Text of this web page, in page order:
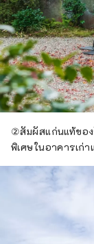
②สัมผัสแก่นแท้ของ
พิเศษในอาคารเก่